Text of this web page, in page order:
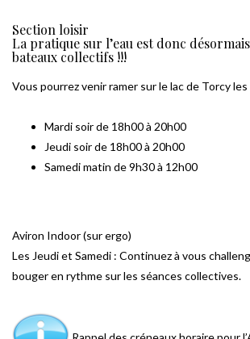
Section loisir
La pratique sur l’eau est donc
bateaux collectifs !!!
Vous pourrez venir ramer sur le lac de Torcy les
Mardi soir de 18h00 à 20h00
Jeudi soir de 18h00 à 20h00
Samedi matin de 9h30 à 12h00
Aviron Indoor (sur ergo)
Les Jeudi et Samedi : Continuez à vous
bouger en rythme sur les séances collectives.